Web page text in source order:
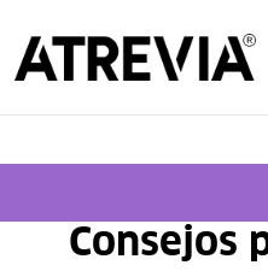
Consejos